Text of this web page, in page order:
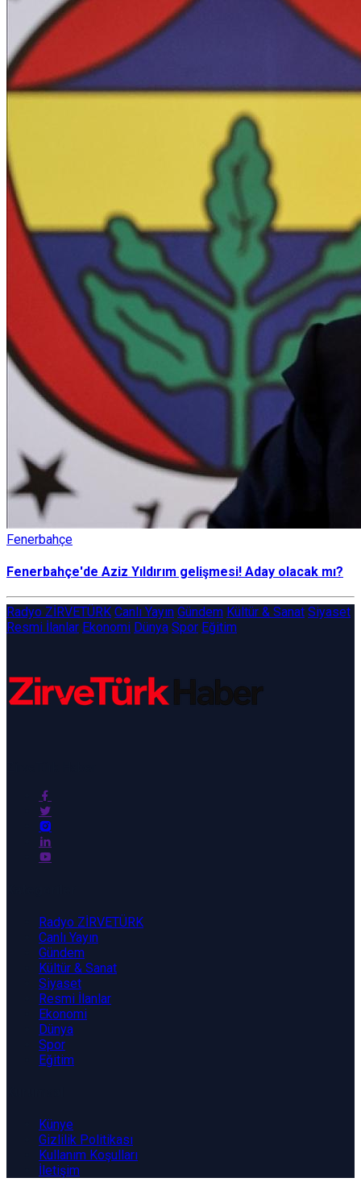
Fenerbahçe
Fenerbahçe'de Aziz Yıldırım gelişmesi! Aday olacak mı?
Radyo ZİRVETÜRK Canlı Yayın Gündem Kültür & Sanat Siyaset
Resmi İlanlar Ekonomi Dünya Spor Eğitim
Radyo ZİRVETÜRK
Canlı Yayın
Gündem
Kültür & Sanat
Siyaset
Resmi İlanlar
Ekonomi
Dünya
Spor
Eğitim
Künye
Gizlilik Politikası
Kullanım Koşulları
İletişim